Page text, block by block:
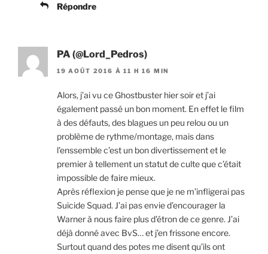
Répondre
PA (@Lord_Pedros)
19 AOÛT 2016 À 11 H 16 MIN
Alors, j’ai vu ce Ghostbuster hier soir et j’ai
également passé un bon moment. En effet le film
à des défauts, des blagues un peu relou ou un
problème de rythme/montage, mais dans
l’enssemble c’est un bon divertissement et le
premier à tellement un statut de culte que c’était
impossible de faire mieux.
Après réflexion je pense que je ne m’infligerai pas
Suicide Squad. J’ai pas envie d’encourager la
Warner à nous faire plus d’étron de ce genre. J’ai
déjà donné avec BvS… et j’en frissone encore.
Surtout quand des potes me disent qu’ils ont